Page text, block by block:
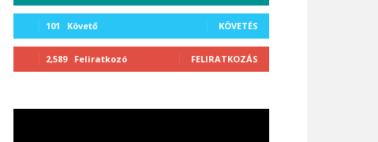
101 Követő KÖVETÉS
2,589 Feliratkozó FELIRATKOZÁS